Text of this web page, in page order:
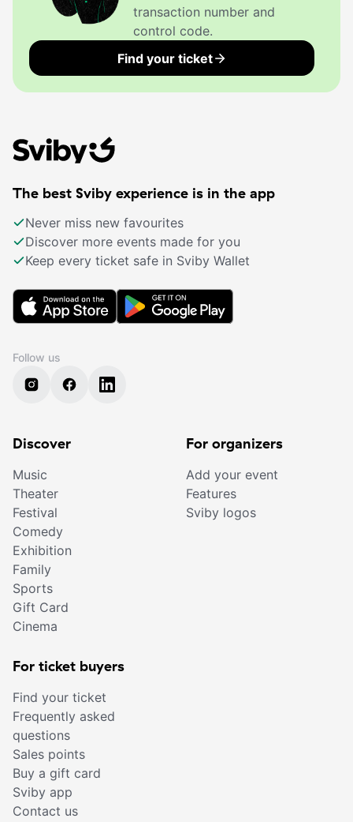
transaction number and
control code.
Find your ticket
The best Sviby experience is in the app
Never miss new favourites
Discover more events made for you
Keep every ticket safe in Sviby Wallet
Follow us
Discover
Music
Theater
Festival
Comedy
Exhibition
Family
Sports
Gift Card
Cinema
For organizers
Add your event
Features
Sviby logos
For ticket buyers
Find your ticket
Frequently asked
questions
Sales points
Buy a gift card
Sviby app
Contact us